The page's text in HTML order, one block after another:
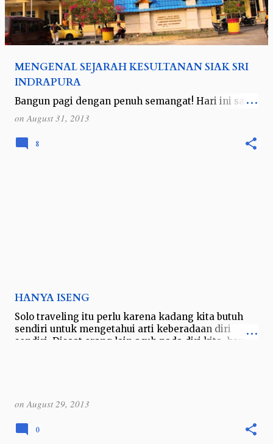
MENGENAL SEJARAH KESULTANAN SIAK SRI
INDRAPURA
Bangun pagi dengan penuh semangat! Hari ini saya
akan jalan-jalan ke kabupaten Siak Indrapura.
Berdasarkan hasil survei instan tadi malam,
transportasi menuju ke kabupaten ini ada…
onAugust 31, 2013
8
HANYA ISENG
Solo traveling itu perlu karena kadang kita butuh
sendiri untuk mengetahui arti keberadaan diri
sendiri. Disaat orang lain acuh pada diri kita, hanya
onAugust 29, 2013
0